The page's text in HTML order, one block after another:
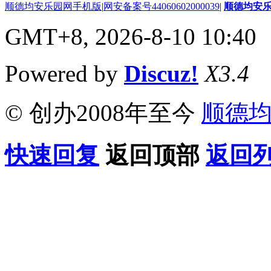
顺德均安乐园网手机版|网安备案号44060602000039| 顺德均安
GMT+8, 2026-8-10 10:40
Powered by Discuz! X3.4
© 创办2008年至今 顺德
快速回复 返回顶部 返回